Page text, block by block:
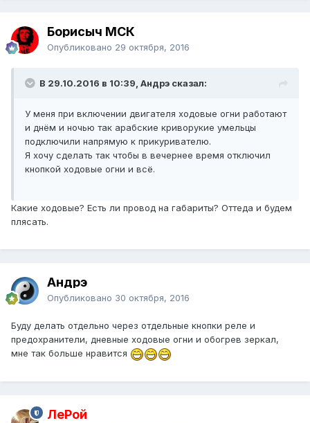
Борисыч МСК
Опубликовано 29 октября, 2016
В 29.10.2016 в 10:39, Андрэ сказал:
У меня при включении двигателя ходовые огни работают
и днём и ночью так арабские криворукие умельцы
подключили напрямую к прикуривателю.
Я хочу сделать так чтобы в вечернее время отключил
кнопкой ходовые огни и всё.
Какие ходовые? Есть ли провод на габариты? Оттеда и будем
плясать.
Андрэ
Опубликовано 30 октября, 2016
Буду делать отдельно через отдельные кнопки реле и
предохранители, дневные ходовые огни и обогрев зеркал,
мне так больше нравится
ЛеРой